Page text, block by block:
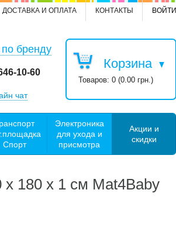
ВОЙТИ
КОНТАКТЫ
ДОСТАВКА И ОПЛАТА
бренду
Корзина
Товаров: 0 (0.00 грн.)
10-60
чат
Спорт
Электроника
для ухода и
присмотра
Акции и
скидки
180 х 1 см Mat4Baby